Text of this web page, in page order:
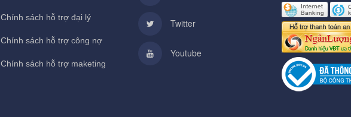
Chính sách hỗ trợ đại lý
Chính sách hỗ trợ công nợ
Chính sách hỗ trợ maketing
Twitter
Youtube